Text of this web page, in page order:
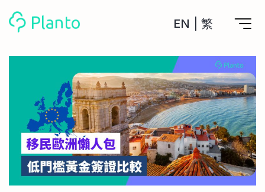
EN 繁
計劃買樓
計劃買樓第一步
全功能記賬
管理及分析所有戶口
管理MPF戶口
一次過管理所有強積金戶口
申請清卡數/私人貸款
CreFIT x Planto推廣優惠
私人貸款
年利率/APR/年息比較
投資戶口 (美股)
比較最抵美股投資戶口
投資戶口 (港股)
關於我們
Academy